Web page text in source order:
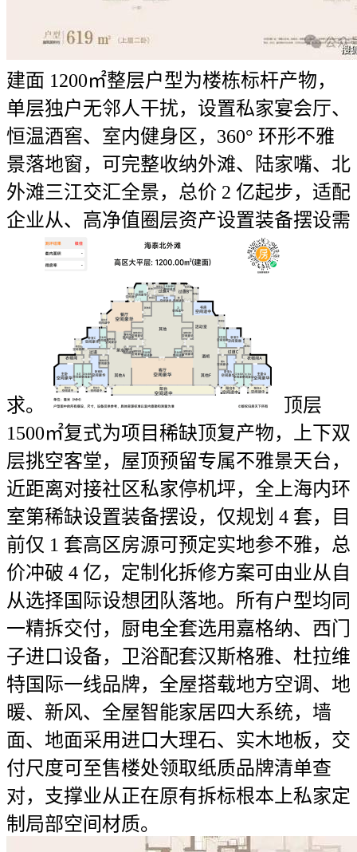
建面 1200㎡整层户型为楼栋标杆产物，
单层独户无邻人干扰，设置私家宴会厅、
恒温酒窖、室内健身区，360° 环形不雅
景落地窗，可完整收纳外滩、陆家嘴、北
外滩三江交汇全景，总价 2 亿起步，适配
企业从、高净值圈层资产设置装备摆设需
求。
顶层
1500㎡复式为项目稀缺顶复产物，上下双
层挑空客堂，屋顶预留专属不雅景天台，
近距离对接社区私家停机坪，全上海内环
室第稀缺设置装备摆设，仅规划 4 套，目
前仅 1 套高区房源可预定实地参不雅，总
价冲破 4 亿，定制化拆修方案可由业从自
从选择国际设想团队落地。所有户型均同
一精拆交付，厨电全套选用嘉格纳、西门
子进口设备，卫浴配套汉斯格雅、杜拉维
特国际一线品牌，全屋搭载地方空调、地
暖、新风、全屋智能家居四大系统，墙
面、地面采用进口大理石、实木地板，交
付尺度可至售楼处领取纸质品牌清单查
对，支撑业从正在原有拆标根本上私家定
制局部空间材质。